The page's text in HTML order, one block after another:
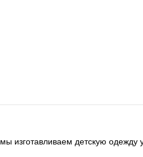
изготавливаем детскую